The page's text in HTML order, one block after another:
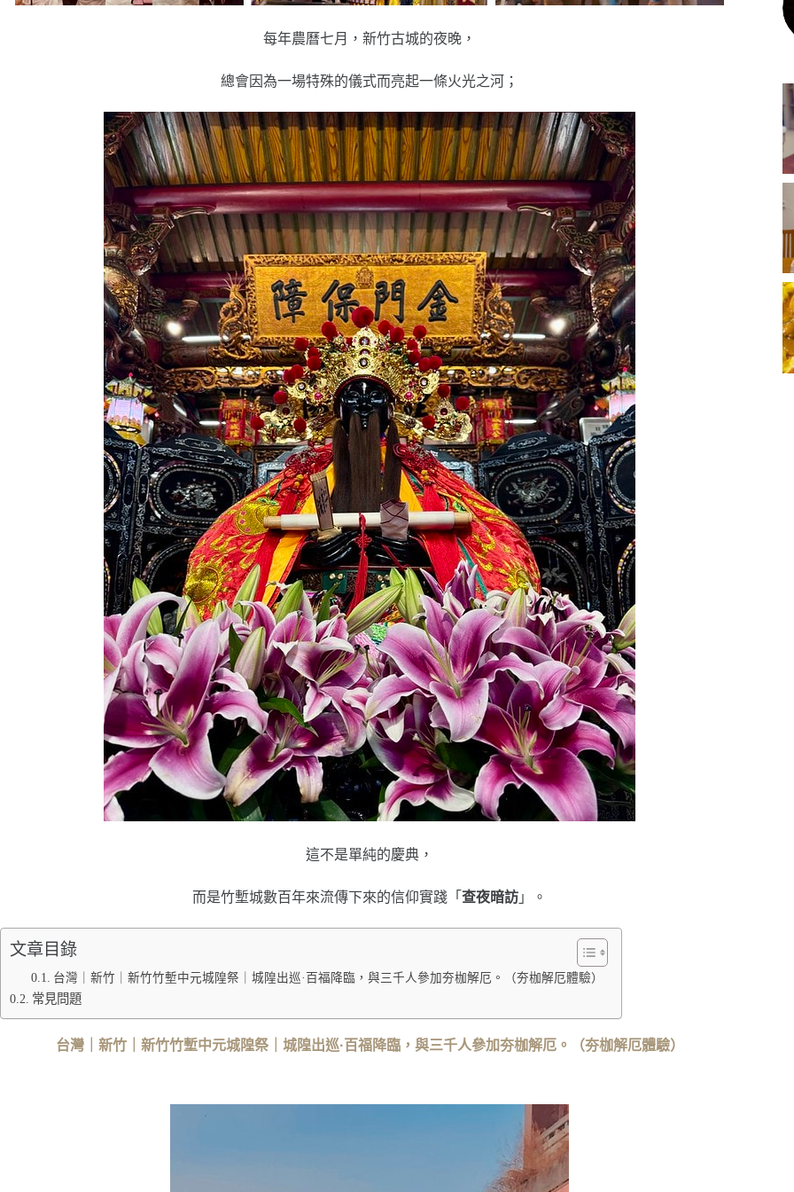
每年農曆七月，新竹古城的夜晚，
總會因為一場特殊的儀式而亮起一條火光之河；
這不是單純的慶典，
而是竹塹城數百年來流傳下來的信仰實踐「查夜暗訪 」。
文章目錄
台灣｜新竹｜新竹竹塹中元城隍祭｜城隍出巡·百福降臨，與三千人參加夯枷解厄。（夯枷解厄體驗）
常見問題
台灣｜新竹｜新竹竹塹中元城隍祭｜城隍出巡·百福降臨，與三千人參加夯枷解厄。（夯枷解厄體驗）